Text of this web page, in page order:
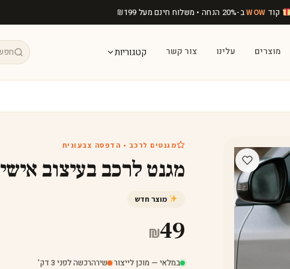
קוד WOWב-20% הנחה • משלוח חינם מעל ₪199
מוצרים עלינו צור קשר קטגוריות
מגנטים לרכב • הדפסה צבעונית
מגנט לרכב בעיצוב אישי
מוצר חדש
₪49
במלאי — מוכן לייצור· שירהרכשה לפני 3 דק'